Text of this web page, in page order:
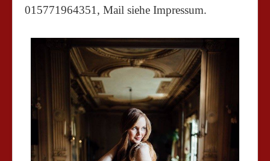
015771964351, Mail siehe Impressum.